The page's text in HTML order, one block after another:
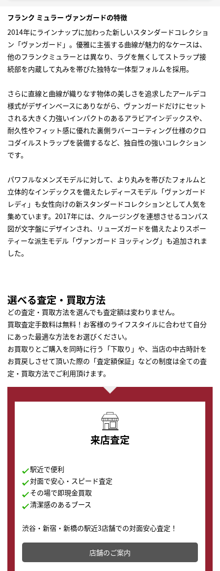
フランク ミュラー ヴァンガードの特徴
2014年にラインナップに加わった新しいスタンダードコレクショ
ン「ヴァンガード」。優雅に主張する曲線が魅力的なケースは、
他のフランクミュラーとは異なり、ラグを無くしてストラップ接
続部を内蔵して丸みを帯びた独特な一体型フォルムを採用。
さらに直線と曲線が織りなす物体の美しさを追求したアールデコ
様式がデザインベースにありながら、ヴァンガードだけにセット
される大きく力強いインパクトのあるアラビアインデックスや、
耐久性やフィット感に優れた裏側ラバーコーティング仕様のクロ
コダイルストラップを装備するなど、独自性の強いコレクション
です。
パワフルなメンズモデルに対して、より丸みを帯びたフォルムと
立体的なインデックスを備えたレディースモデル「ヴァンガード
レディ」も女性向けの新スタンダードコレクションとして人気を
集めています。2017年には、クルージングを連想させるコンパス
図が文字盤にデザインされ、リューズガードを備えたよりスポー
ティーな派生モデル「ヴァンガード ヨッティング」も追加されま
した。
選べる査定・買取方法
どの査定・買取方法を選んでも査定額は変わりません。
買取査定手数料は無料！お客様のライフスタイルに合わせて自分
にあった最適な方法をお選びください。
お買取りとご購入を同時に行う「下取り」や、当店の中古時計を
お買戻しさせて頂いた際の「査定額保証」などの制度は全ての査
定・買取方法でご利用頂けます。
来店査定
駅近で便利
対面で安心・スピード査定
その場で即現金買取
清潔感のあるブース
渋谷・新宿・新橋の駅近3店舗での対面安心査定！
その場で現金買取致します。渋谷本店では、時計販売の
店舗を併設しており、下取りに出してお得に新しい時計
の購入もできます♪
店舗のご案内